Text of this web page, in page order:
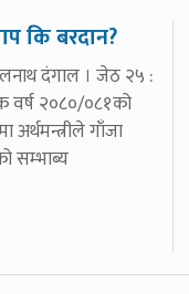
कि बरदान?
दंगाल । जेठ २५ :
वर्ष २०८०/०८१को
अर्थमन्त्रीले गाँजा
सम्भाब्य